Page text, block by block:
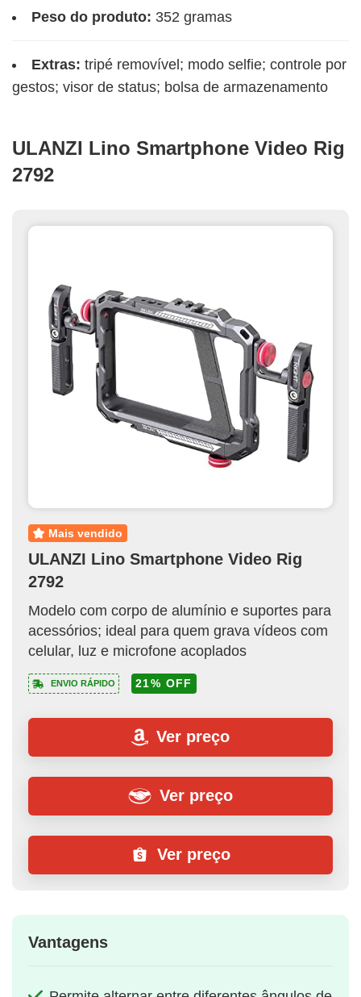
Peso do produto: 352 gramas
Extras: tripé removível; modo selfie; controle por
gestos; visor de status; bolsa de armazenamento
ULANZI Lino Smartphone Video Rig
2792
mais vendido
ULANZI Lino Smartphone Video Rig
2792
Modelo com corpo de alumínio e suportes para
acessórios; ideal para quem grava vídeos com
celular, luz e microfone acoplados
ENVIO RÁPIDO 21% OFF
Ver preço
Ver preço
Ver preço
Vantagens